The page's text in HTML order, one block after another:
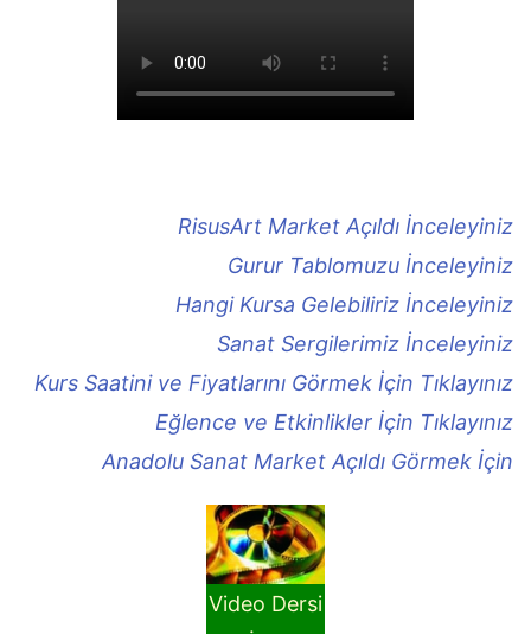
RisusArt Market Açıldı İnceleyiniz
Gurur Tablomuzu İnceleyiniz
Hangi Kursa Gelebiliriz İnceleyiniz
Sanat Sergilerimiz İnceleyiniz
Kurs Saatini ve Fiyatlarını Görmek İçin Tıklayınız
Eğlence ve Etkinlikler İçin Tıklayınız
Anadolu Sanat Market Açıldı Görmek İçin
Video Dersi